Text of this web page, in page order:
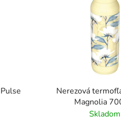
Nerezová
Magnolia
Skladom